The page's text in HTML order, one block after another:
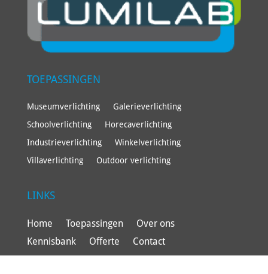
TOEPASSINGEN
Museumverlichting
Galerieverlichting
Schoolverlichting
Horecaverlichting
Industrieverlichting
Winkelverlichting
Villaverlichting
Outdoor verlichting
LINKS
Home Toepassingen
Over ons
Kennisbank
Offerte Contact